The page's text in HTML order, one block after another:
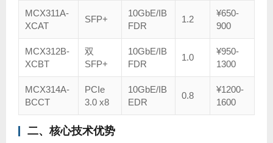
MCX311A-
XCAT
SFP+
10GbE/IB
FDR
1.2
¥650-
900
MCX312B-
XCBT
双
SFP+
10GbE/IB
FDR
1.0
¥950-
1300
MCX314A-
BCCT
PCIe
3.0 x8
10GbE/IB
EDR
0.8
¥1200-
1600
二、核心技术优势